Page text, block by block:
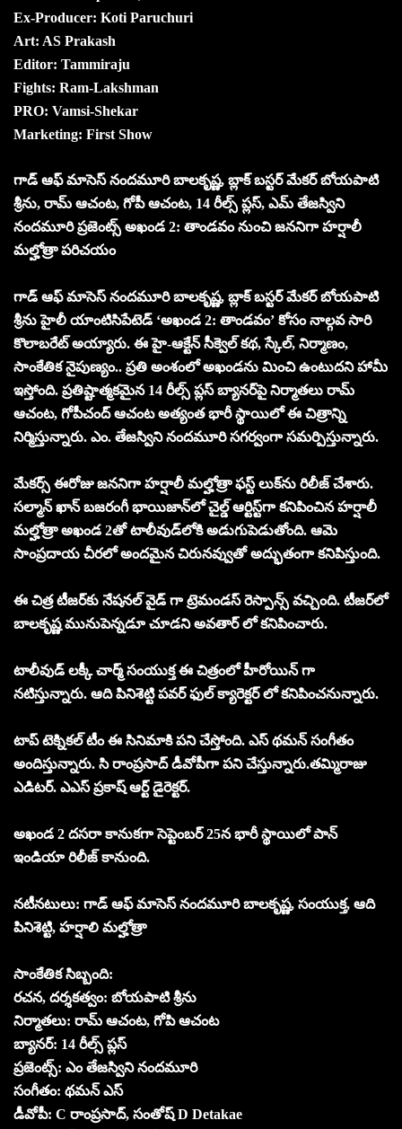
Ex-Producer: Koti Paruchuri
Art: AS Prakash
Editor: Tammiraju
Fights: Ram-Lakshman
PRO: Vamsi-Shekar
Marketing: First Show
గాడ్ ఆఫ్ మాసెస్ నందమూరి బాలకృష్ణ, బ్లాక్ బస్టర్ మేకర్ బోయపాటి
శ్రీను, రామ్ ఆచంట, గోపీ ఆచంట, 14 రీల్స్ ప్లస్, ఎమ్ తేజస్విని
నందమూరి ప్రజెంట్స్ అఖండ 2: తాండవం నుంచి జననిగా హర్షాలీ
మల్హోత్రా పరిచయం
గాడ్ ఆఫ్ మాసెస్ నందమూరి బాలకృష్ణ, బ్లాక్ బస్టర్ మేకర్ బోయపాటి
శ్రీను హైలీ యాంటిసిపేటెడ్ ‘అఖండ 2: తాండవం’ కోసం నాల్గవ సారి
కొలాబరేట్ అయ్యారు. ఈ హై-ఆక్టేన్ సీక్వెల్ కథ, స్కేల్, నిర్మాణం,
సాంకేతిక నైపుణ్యం.. ప్రతి అంశంలో అఖండను మించి ఉంటుదని హామీ
ఇస్తోంది. ప్రతిష్టాత్మకమైన 14 రీల్స్ ప్లస్ బ్యానర్‌పై నిర్మాతలు రామ్
ఆచంట, గోపీచంద్ ఆచంట అత్యంత భారీ స్థాయిలో ఈ చిత్రాన్ని
నిర్మిస్తున్నారు. ఎం. తేజస్విని నందమూరి సగర్వంగా సమర్పిస్తున్నారు.
మేకర్స్ ఈరోజు జననిగా హర్షాలీ మల్హోత్రా ఫస్ట్ లుక్‌ను రిలీజ్ చేశారు.
సల్మాన్ ఖాన్ బజరంగీ భాయిజాన్‌లో చైల్డ్ ఆర్టిస్ట్‌గా కనిపించిన హర్షాలీ
మల్హోత్రా అఖండ 2తో టాలీవుడ్‌లోకి అడుగుపెడుతోంది. ఆమె
సాంప్రదాయ చీరలో అందమైన చిరునవ్వుతో అద్భుతంగా కనిపిస్తుంది.
ఈ చిత్ర టీజర్‌కు నేషనల్ వైడ్ గా ట్రెమండస్ రెస్పాన్స్ వచ్చింది. టీజర్‌లో
బాలకృష్ణ మునుపెన్నడూ చూడని అవతార్ లో కనిపించారు.
టాలీవుడ్ లక్కీ చార్మ్ సంయుక్త ఈ చిత్రంలో హీరోయిన్ గా
నటిస్తున్నారు. ఆది పినిశెట్టి పవర్ ఫుల్ క్యారెక్టర్ లో కనిపించనున్నారు.
టాప్ టెక్నికల్ టీం ఈ సినిమాకి పని చేస్తోంది. ఎస్ థమన్ సంగీతం
అందిస్తున్నారు. సి రాంప్రసాద్ డీవోపీగా పని చేస్తున్నారు.తమ్మిరాజు
ఎడిటర్. ఎఎస్ ప్రకాష్ ఆర్ట్ డైరెక్టర్.
అఖండ 2 దసరా కానుకగా సెప్టెంబర్ 25న భారీ స్థాయిలో పాన్
ఇండియా రిలీజ్ కానుంది.
నటీనటులు: గాడ్ ఆఫ్ మాసెస్ నందమూరి బాలకృష్ణ, సంయుక్త, ఆది
పినిశెట్టి, హర్షాలి మల్హోత్రా
సాంకేతిక సిబ్బంది:
రచన, దర్శకత్వం: బోయపాటి శ్రీను
నిర్మాతలు: రామ్ ఆచంట, గోపి ఆచంట
బ్యానర్: 14 రీల్స్ ప్లస్
ప్రజెంట్స్: ఎం తేజస్విని నందమూరి
సంగీతం: థమన్ ఎస్
డీవోపీ: C రాంప్రసాద్, సంతోష్ D Detakae